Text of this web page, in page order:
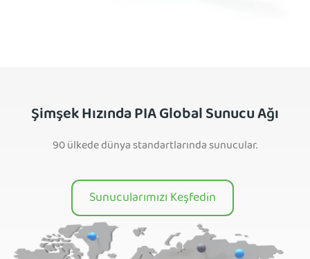
Şimşek Hızında PIA Global Sunucu Ağı
90 ülkede dünya standartlarında sunucular.
Sunucularımızı Keşfedin